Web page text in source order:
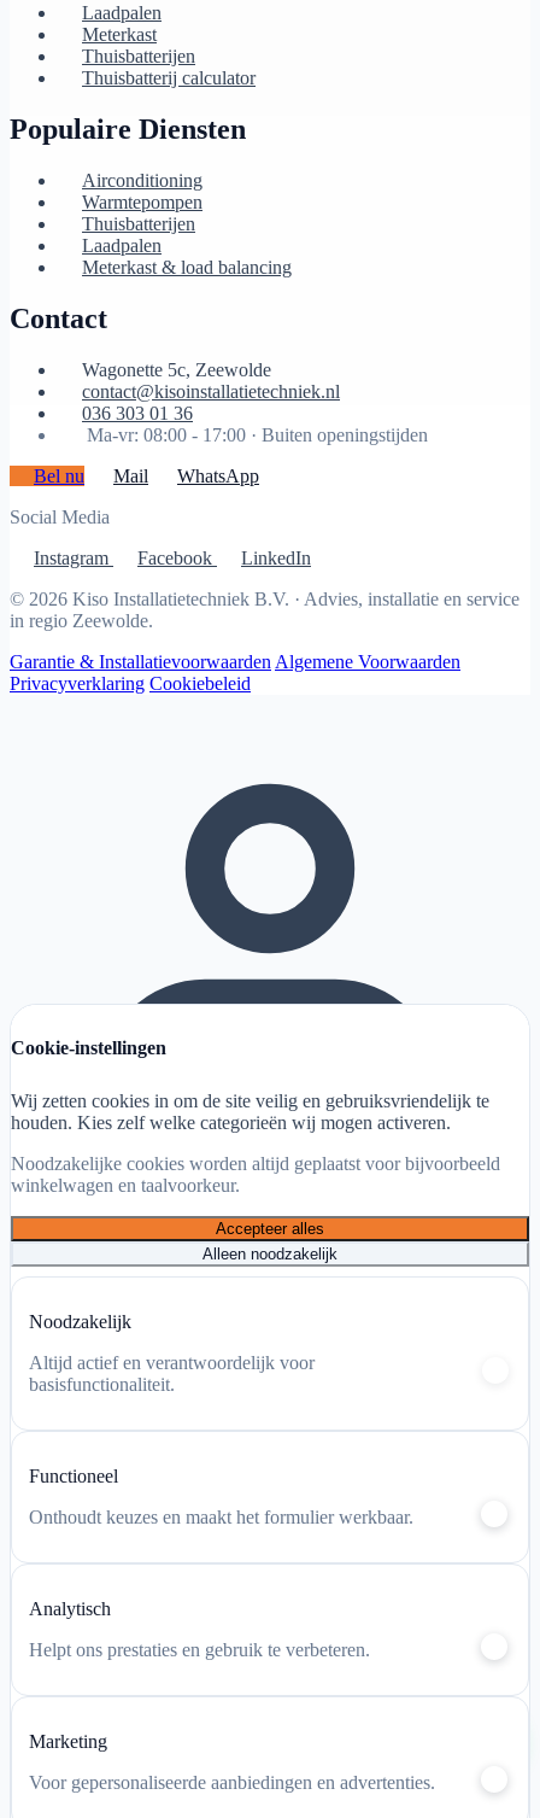
Laadpalen
Meterkast
Thuisbatterijen
Thuisbatterij calculator
Populaire Diensten
Airconditioning
Warmtepompen
Thuisbatterijen
Laadpalen
Meterkast & load balancing
Contact
Wagonette 5c, Zeewolde
contact@kisoinstallatietechniek.nl
036 303 01 36
Ma-vr: 08:00 - 17:00 · Buiten openingstijden
Bel nu
Mail
WhatsApp
Social Media
Instagram
Facebook
LinkedIn
© 2026 Kiso Installatietechniek B.V. · Advies, installatie en service
in regio Zeewolde.
Garantie & Installatievoorwaarden Algemene Voorwaarden
Privacyverklaring Cookiebeleid
Cookie-instellingen
Wij zetten cookies in om de site veilig en gebruiksvriendelijk te
houden. Kies zelf welke categorieën wij mogen activeren.
Noodzakelijke cookies worden altijd geplaatst voor bijvoorbeeld
winkelwagen en taalvoorkeur.
Accepteer alles
Alleen noodzakelijk
Noodzakelijk
Altijd actief en verantwoordelijk voor
basisfunctionaliteit.
Functioneel
Onthoudt keuzes en maakt het formulier werkbaar.
Analytisch
Helpt ons prestaties en gebruik te verbeteren.
Marketing
Voor gepersonaliseerde aanbiedingen en advertenties.
Mijn account
Winkelwagen